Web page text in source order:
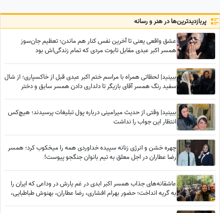
پربازدید‌ترین‌ها در هنر و رسانه
عشق واقعی یعنی تا آخرین نفس کنار هم ماندن؛ تعظیم جان‌سوز
همسر اکبر عبدی مقابل تابوت مردی که تمام زندگی‌اش بود
ببینید| لحظاتی همراه با مراسم ختم اکبر عبدی قبل از خاکسپاری؛ از شال
سفید رنگ همسر آقای بازیگر تا دلداری دادن همسر سابق و دختر
ببینید| وقتی از حدیث میرامینی درباره پول تبلیغات پرسیدند؛ هیچ‌کس
انتظار این جواب را نداشت
چهره خشن و انرژی زنانه سپیده خداوردی همه را میخکوب کرد؛ همسر
رضا عطاران در اجل معلق به تیم بانوان جنگجو پیوست!
عاشقانه‌های جذاب همسر اکبر ابدی در غم یارش در وداعی که ایران را
به گریه انداخت؛ حضور بهرام افشاری، رضا عطاران، بهنوش طباطبایی،